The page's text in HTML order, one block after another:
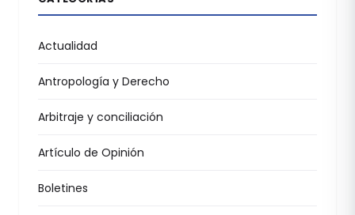
Actualidad
Antropología y Derecho
Arbitraje y conciliación
Artículo de Opinión
Boletines